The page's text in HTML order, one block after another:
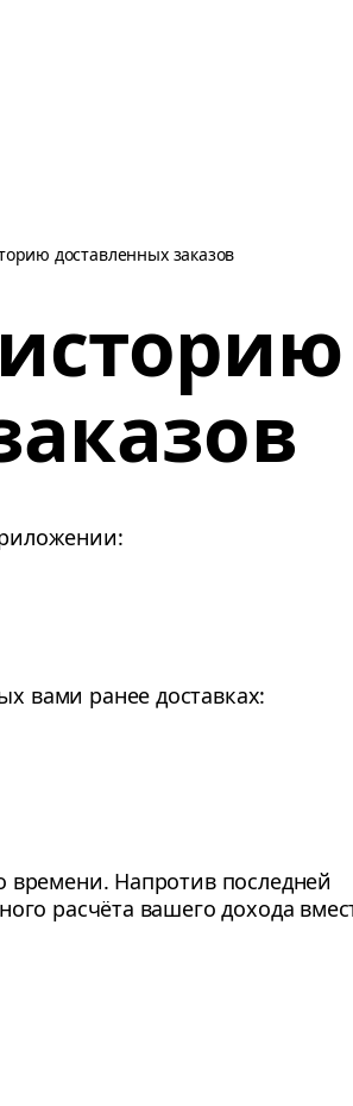
доставленных заказов
вами ранее доставках:
времени. Напротив последней
расчёта вашего дохода